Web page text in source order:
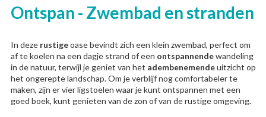
Ontspan - Zwembad en stranden
In deze rustigeoase bevindt zich een klein zwembad, perfect om
af te koelen na een dagje strand of een ontspannendewandeling
in de natuur, terwijl je geniet van het adembenemendeuitzicht op
het ongerepte landschap. Om je verblijf nog comfortabeler te
maken, zijn er vier ligstoelen waar je kunt ontspannen met een
goed boek, kunt genieten van de zon of van de rustige omgeving.